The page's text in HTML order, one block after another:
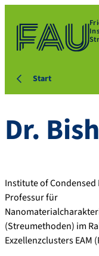
Start
Dr.
Institute of Condensed
Professur für
(Streumethoden) im
Exzellenzclusters EAM